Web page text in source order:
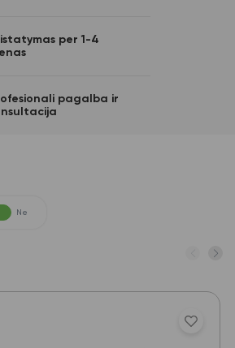
per 1-4
pagalba ir
Ne